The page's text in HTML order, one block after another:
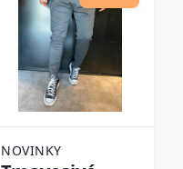
NOVINKY